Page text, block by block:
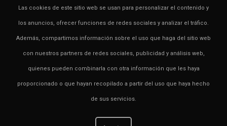
Las cookies de este sitio web se usan para personalizar el contenido y
los anuncios, ofrecer funciones de redes sociales y analizar el tráfico.
Además, compartimos información sobre el uso que haga del sitio web
con nuestros partners de redes sociales, publicidad y análisis web,
quienes pueden combinarla con otra información que les haya
proporcionado o que hayan recopilado a partir del uso que haya hecho
de sus servicios.